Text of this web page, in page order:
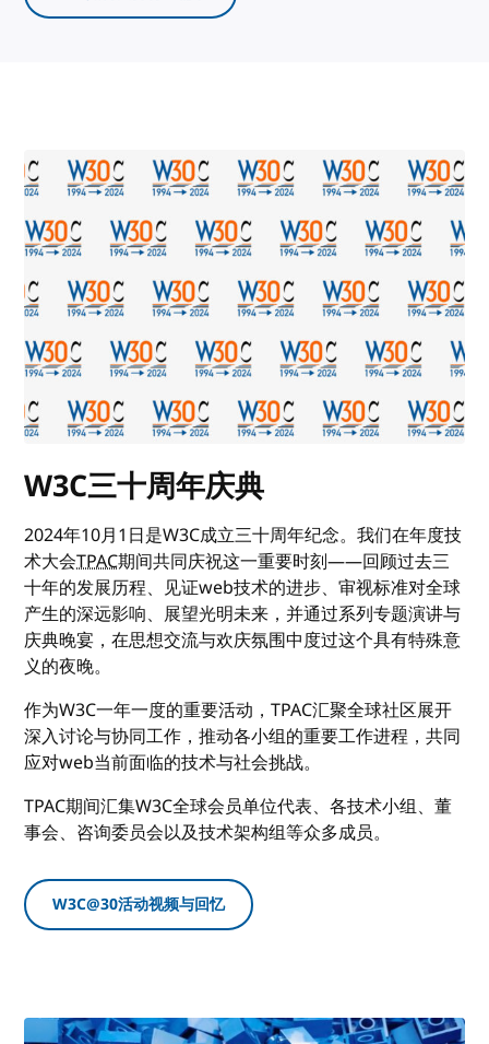
W3C三十周年庆典
2024年10月1日是W3C成立三十周年纪念。我们在年度技
术大会TPAC期间共同庆祝这一重要时刻——回顾过去三
十年的发展历程、见证web技术的进步、审视标准对全球
产生的深远影响、展望光明未来，并通过系列专题演讲与
庆典晚宴，在思想交流与欢庆氛围中度过这个具有特殊意
义的夜晚。
作为W3C一年一度的重要活动，TPAC汇聚全球社区展开
深入讨论与协同工作，推动各小组的重要工作进程，共同
应对web当前面临的技术与社会挑战。
TPAC期间汇集W3C全球会员单位代表、各技术小组、董
事会、咨询委员会以及技术架构组等众多成员。
W3C@30活动视频与回忆